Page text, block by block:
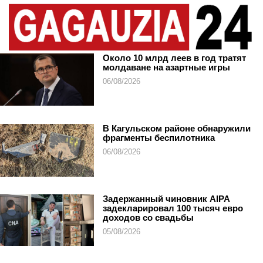
Около 10 млрд леев в год тратят
молдаване на азартные игры
06/08/2026
В Кагульском районе обнаружили
фрагменты беспилотника
06/08/2026
Задержанный чиновник AIPA
задекларировал 100 тысяч евро
доходов со свадьбы
05/08/2026